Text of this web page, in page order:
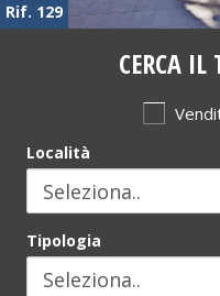
Rif. 129
CERCA
Località
Tipologia